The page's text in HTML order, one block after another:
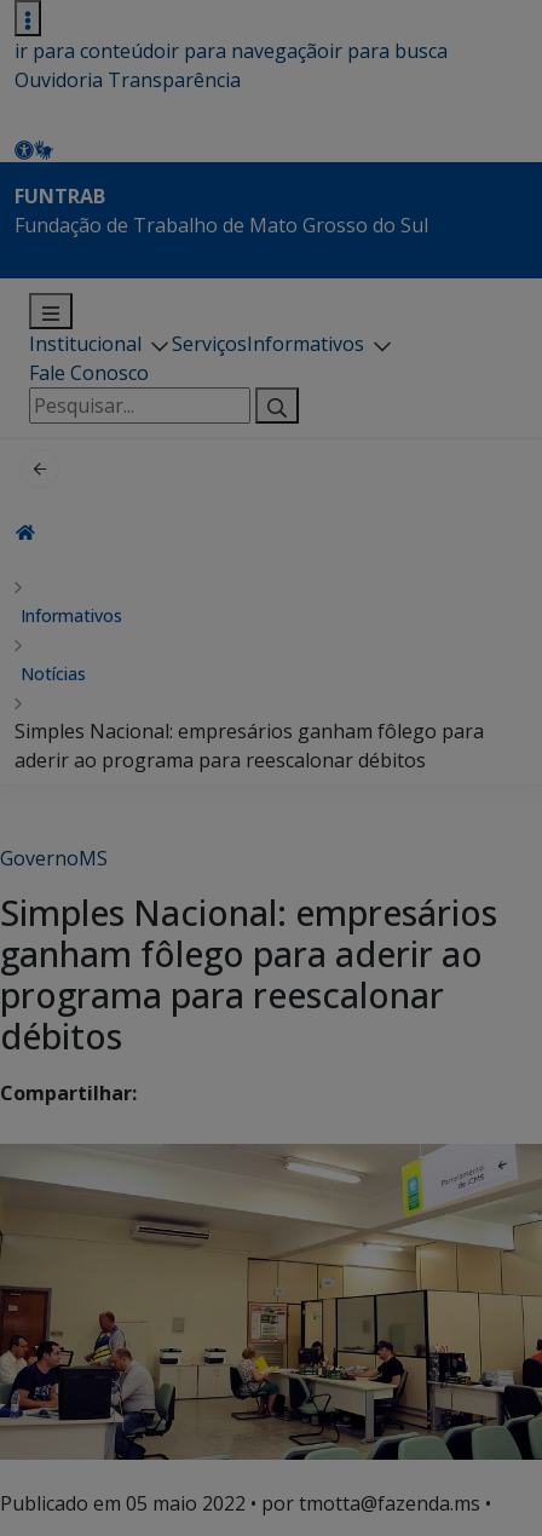
ir para conteúdoir para navegaçãoir para busca
Ouvidoria Transparência
FUNTRAB
Fundação de Trabalho de Mato Grosso do Sul
Institucional ServiçosInformativos
Fale Conosco
Pesquisar
por:
Informativos
Notícias
Simples Nacional: empresários ganham fôlego para
aderir ao programa para reescalonar débitos
GovernoMS
Simples Nacional: empresários
ganham fôlego para aderir ao
programa para reescalonar
débitos
Compartilhar:
Publicado em 05 maio 2022 • por tmotta@fazenda.ms •